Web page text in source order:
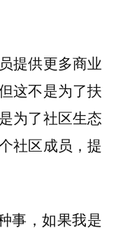
提供更多商业
这不是为了扶
为了社区生态
社区成员，提
事，如果我是